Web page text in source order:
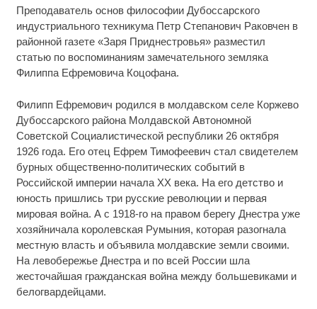
Преподаватель основ философии Дубоссарского
индустриального техникума Петр Степанович Раковчен в
районной газете «Заря Приднестровья» разместил
статью по воспоминаниям замечательного земляка
Филиппа Ефремовича Коцофана.
Филипп Ефремович родился в молдавском селе Коржево
Дубоссарского района Молдавской Автономной
Советской Социалистической республики 26 октября
1926 года. Его отец Ефрем Тимофеевич стал свидетелем
бурных общественно-политических событий в
Российской империи начала XX века. На его детство и
юность пришлись три русские революции и первая
мировая война. А с 1918-го на правом берегу Днестра уже
хозяйничала королевская Румыния, которая разогнала
местную власть и объявила молдавские земли своими.
На левобережье Днестра и по всей России шла
жесточайшая гражданская война между большевиками и
белогвардейцами.
Скрытая камера на пляже Крыма: Что люди
вытворяют, когда их не видят...
Ролик длится несколько секунд, а смеяться вы
настоящий вызов